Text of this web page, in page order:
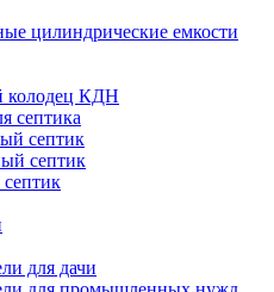
цилиндрические емкости
колодец КДН
септика
септик
септик
для дачи